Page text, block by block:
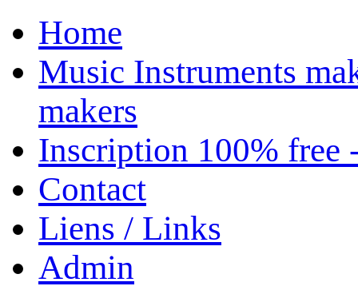
Home
Music Instruments
makers
Inscription 100% free
Contact
Liens / Links
Admin